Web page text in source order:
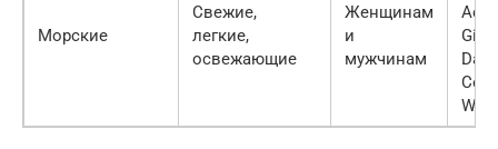
Морские
Свежие,
легкие,
освежающие
Женщинам
и
мужчинам
Gio,
Cool